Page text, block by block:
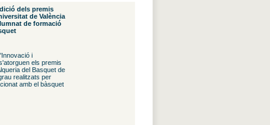
dels premis
de València
de formació
i
els premis
del Basquet de
realitzats per
amb el bàsquet